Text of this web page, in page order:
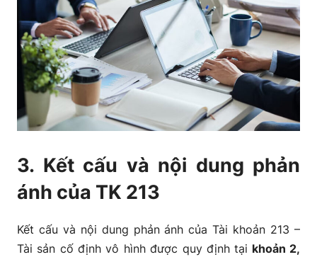
3. Kết cấu và nội dung phản
ánh của TK 213
Kết cấu và nội dung phản ánh của Tài khoản 213 –
Tài sản cố định vô hình được quy định tại khoản 2,